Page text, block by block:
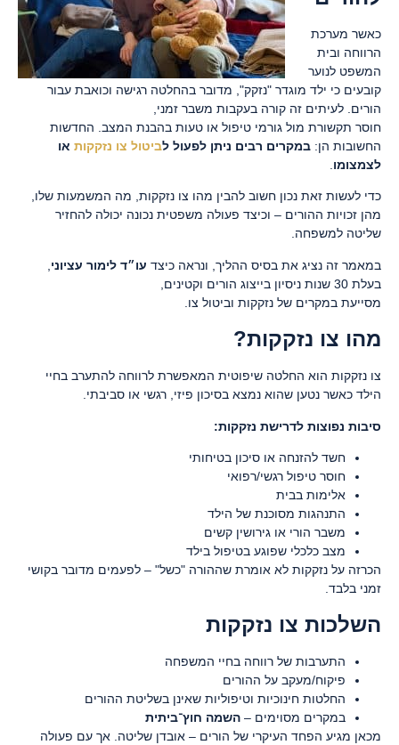
כאשר מערכת
הרווחה ובית
המשפט לנוער
קובעים כי ילד מוגדר "נזקק", מדובר בהחלטה רגישה וכואבת עבור
הורים. לעיתים זה קורה בעקבות משבר זמני,
חוסר תקשורת מול גורמי טיפול או טעות בהבנת המצב. החדשות
החשובות הן: במקרים רבים ניתן לפעול לביטול צו נזקקות או
לצמצומו
כדי לעשות זאת נכון חשוב להבין מהו צו נזקקות, מה המשמעות שלו,
מהן זכויות ההורים – וכיצד פעולה משפטית נכונה יכולה להחזיר
שליטה למשפחה.
במאמר זה נציג את בסיס ההליך, ונראה כיצד עו״ד לימור עציוני
בעלת 30 שנות ניסיון בייצוג הורים וקטינים,
מסייעת במקרים של נזקקות וביטול צו.
מהו צו נזקקות?
צו נזקקות הוא החלטה שיפוטית המאפשרת לרווחה להתערב בחיי
הילד כאשר נטען שהוא נמצא בסיכון פיזי, רגשי או סביבתי.
סיבות נפוצות לדרישת נזקקות:
חשד להזנחה או סיכון בטיחותי
חוסר טיפול רגשי/רפואי
אלימות בבית
התנהגות מסוכנת של הילד
משבר הורי או גירושין קשים
מצב כלכלי שפוגע בטיפול בילד
הכרזה על נזקקות לא אומרת שההורה "כשל" – לפעמים מדובר בקושי
זמני בלבד.
השלכות צו נזקקות
התערבות של רווחה בחיי המשפחה
פיקוח/מעקב על ההורים
החלטות חינוכיות וטיפוליות שאינן בשליטת ההורים
במקרים מסוימים – השמה חוץ־ביתית
מכאן מגיע הפחד העיקרי של הורים – אובדן שליטה. אך עם פעולה